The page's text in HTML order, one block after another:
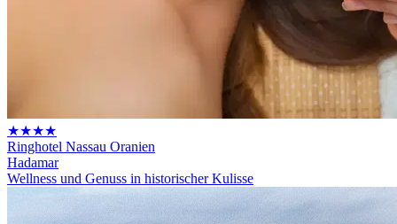
★★★★
Ringhotel Nassau Oranien
Hadamar
Wellness und Genuss in historischer Kulisse